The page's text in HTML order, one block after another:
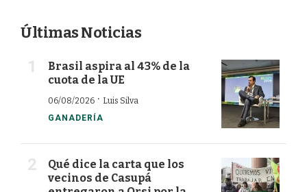
Últimas Noticias
Brasil aspira al 43% de la
cuota de la UE
06/08/2026 · Luis Silva
GANADERÍA
Qué dice la carta que los
vecinos de Casupá